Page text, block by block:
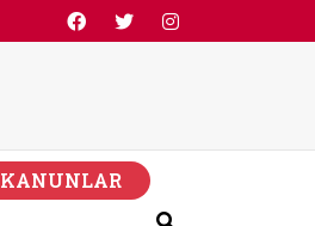
KANUNLAR
KANUNLAR